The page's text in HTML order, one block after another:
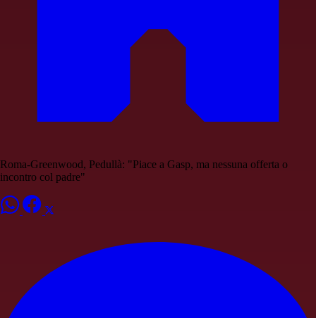
Roma-Greenwood, Pedullà: "Piace a Gasp, ma nessuna offerta o
incontro col padre"